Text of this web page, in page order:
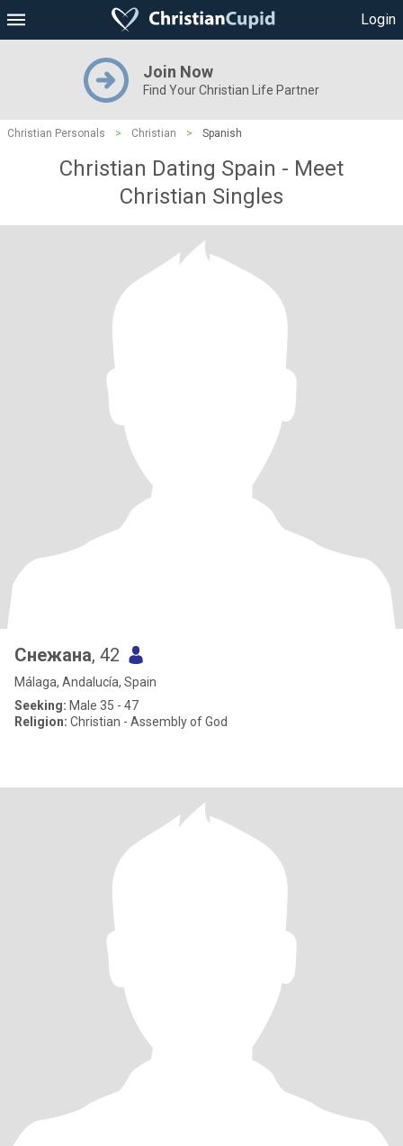
Login
Join Now
Find Your Christian Life Partner
Christian Personals > Christian > Spanish
Christian Dating Spain - Meet
Christian Singles
Снежана, 42
Málaga, Andalucía, Spain
Seeking: Male 35 - 47
Religion: Christian - Assembly of God